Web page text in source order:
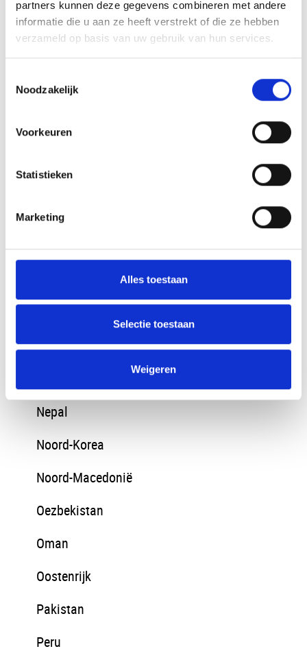
partners kunnen deze gegevens combineren met andere
informatie die u aan ze heeft verstrekt of die ze hebben
verzameld op basis van uw gebruik van hun services.
Noodzakelijk
Voorkeuren
Statistieken
Marketing
Alles toestaan
Selectie toestaan
Weigeren
Kazachstan
Kirgizië
Kosovo
Letland
Libanon
Litouwen
Mongolië
Nepal
Noord-Korea
Noord-Macedonië
Oezbekistan
Oman
Oostenrijk
Pakistan
Peru